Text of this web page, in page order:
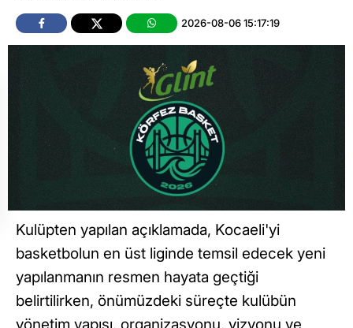
2026-08-06 15:17:19
Kulüpten yapılan açıklamada, Kocaeli'yi
basketbolun en üst liginde temsil edecek yeni
yapılanmanın resmen hayata geçtiği
belirtilirken, önümüzdeki süreçte kulübün